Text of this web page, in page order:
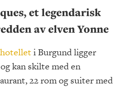
et legendarisk
av elven Yonne
i Burgund ligger
kan skilte med en
22 rom og suiter med